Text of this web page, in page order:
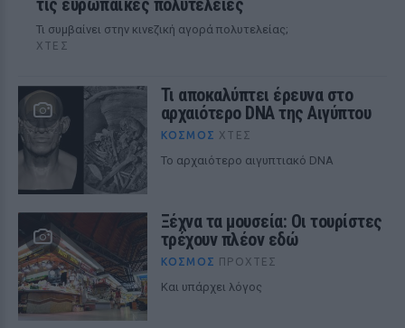
τις ευρωπαϊκές πολυτέλειες
Τι συμβαίνει στην κινεζική αγορά πολυτελείας;
ΧΤΕΣ
Τι αποκαλύπτει έρευνα στο
αρχαιότερο DNA της Αιγύπτου
ΚΌΣΜΟΣ ΧΤΕΣ
Το αρχαιότερο αιγυπτιακό DNA
Ξέχνα τα μουσεία: Οι τουρίστες
τρέχουν πλέον εδώ
ΚΌΣΜΟΣ ΠΡΟΧΤΈΣ
Και υπάρχει λόγος